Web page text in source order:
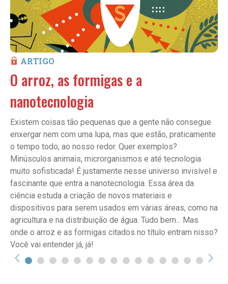
ARTIGO
O arroz, as formigas e a
nanotecnologia
Existem coisas tão pequenas que a gente não consegue
enxergar nem com uma lupa, mas que estão, praticamente
o tempo todo, ao nosso redor. Quer exemplos?
Minúsculos animais, microrganismos e até tecnologia
muito sofisticada! É justamente nesse universo invisível e
fascinante que entra a nanotecnologia. Essa área da
ciência estuda a criação de novos materiais e
dispositivos para serem usados em várias áreas, como na
agricultura e na distribuição de água. Tudo bem... Mas
onde o arroz e as formigas citados no título entram nisso?
Você vai entender já, já!